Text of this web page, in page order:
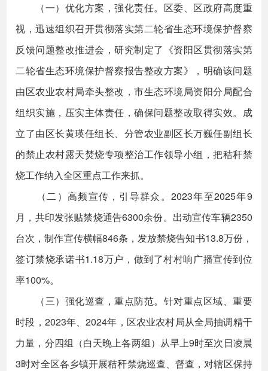
（一）优化方案，强化责任。区委、区政府高度重
视，迅速组织召开贯彻落实第二轮省生态环境保护督察
反馈问题整改推进会，研究制定了《资阳区贯彻落实第
二轮省生态环境保护督察报告整改方案》，明确该问题
由区农业农村局牵头整改，市生态环境局资阳分局配合
组织实施，压实主体责任，确保问题整改取得实效。成
立了由区长黄瑛任组长、分管农业副区长万巍任副组长
的禁止农村露天焚烧专项整治工作领导小组，把秸秆禁
烧工作纳入全区重点工作来抓。
（二）高频宣传，引导群众。2023年至2025年9
月，共印发张贴禁烧通告6300余份。出动宣传车辆2350
台次，制作宣传横幅846条，发放禁烧告知书13.8万份，
签订禁烧承诺书1.18万户，做到了村村响广播宣传到位
率100%。
（三）强化巡查，重点防范。针对重点区域、重要
时段，2023年、2024年，区农业农村局从全局抽调精干
力量，分四组（白天晚上各两组）从早上9时至次日凌晨
3时对全区各乡镇开展秸秆禁烧巡查、督查，对辖区保持